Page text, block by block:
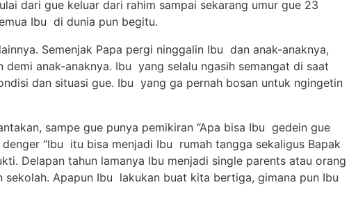
dari gue keluar dari rahim sampai sekarang umur gue 23
Ibu di dunia pun begitu.
Semenjak Papa pergi ninggalin Ibu dan anak-anaknya,
anak-anaknya. Ibu yang selalu ngasih semangat di saat
dan situasi gue. Ibu yang ga pernah bosan untuk ngingetin
sampe gue punya pemikiran “Apa bisa Ibu gedein gue
“Ibu itu bisa menjadi Ibu rumah tangga sekaligus Bapak
Delapan tahun lamanya Ibu menjadi single parents atau orang
Apapun Ibu lakukan buat kita bertiga, gimana pun Ibu